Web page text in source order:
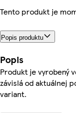
Tento produkt je
Popis produktu
Popis
Produkt je vyrobený
závislá od aktuálnej
variant.